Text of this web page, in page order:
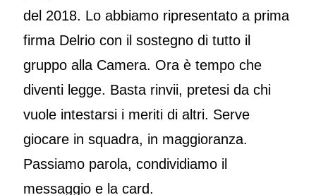
del 2018. Lo abbiamo ripresentato a prima
firma Delrio con il sostegno di tutto il
gruppo alla Camera. Ora è tempo che
diventi legge. Basta rinvii, pretesi da chi
vuole intestarsi i meriti di altri. Serve
giocare in squadra, in maggioranza.
Passiamo parola, condividiamo il
messaggio e la card.